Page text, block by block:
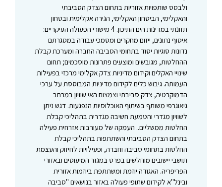
ולבסס שותפויות אזוריות בתחום הצדק הסביבתי
והאקלימי, הביטחון האקלימי, הגירה אקלימית ובטחון
תזונתי במדינות הים התיכון. 4 מישורי הפעולה העיקריים:
איסוף נתונים, ייזום מחקרים ומסמכי עבודה במסגרתם
נדונות סוגיות יסוד בתחומי הסביבה החברה ומערכת קבלת
ההחלטות, מגובשים ומוצעים פתרונות מוסכמים; תחום
שינויי האקלים וקידום מדיניות צדק אקלימי מרכזי בפעילות
העמותה. גיבוש כלים לקידום מדיניות המבוססת על ערכי
הדמוקרטיה, צדק סביבתי וצמצום האי שוויון במרחב
גיאוגרפי משותף בשיתוף האוכלוסיות הנפגעות. דגש ניתן
לשוויון מגדרי והטמעת חשיבה מגדרית בתהליכי קבלת
החלטות ממשליים.. העמקה של מעורבות אזרחית פעילה
בתחום הצדק הסביבתי והשתתפות בתהליכי קבלת
החלטות בתחומי סביבה וחברה, ופעילויות לחיזוק והעצמת
תושבי יישובים מוחלשים בפרט במגזר המיעוטים ובאזורי
הפריפריה. האגודה יוזמת ומשתתפת ביוזמות אזורית
ובינל"א לקידום שתופי פעולה באזור בנושאים "סביבה